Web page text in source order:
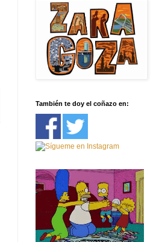
También te doy el coñazo en: